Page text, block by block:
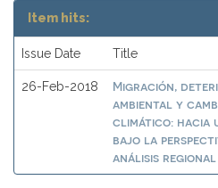
Item hits:
Issue Date Title
26-Feb-2018
Migración,
ambiental y
climático: hacia
bajo la
análisis regional